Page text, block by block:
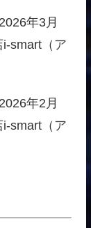
年3月
smart（ア
年2月
smart（ア